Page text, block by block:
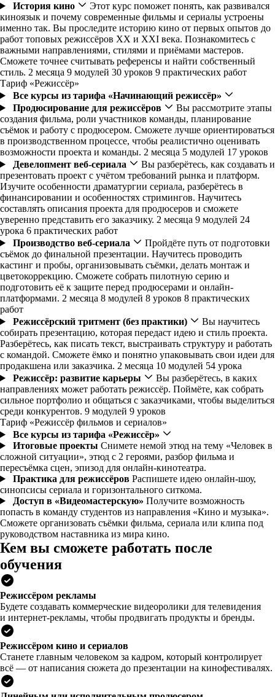
История кино
Этот курс поможет понять, как развивался
киноязык и почему современные фильмы и сериалы устроены
именно так. Вы проследите историю кино от первых опытов до
работ топовых режиссёров XX и XXI века. Познакомитесь с
важными направлениями, стилями и приёмами мастеров.
Сможете точнее считывать референсы и найти собственный
стиль. 2 месяца 9 модулей 30 уроков 9 практических работ
Тариф «Режиссёр»
Все курсы из тарифа «Начинающий режиссёр»
Продюсирование для режиссёров
Вы рассмотрите этапы
создания фильма, роли участников команды, планирование
съёмок и работу с продюсером. Сможете лучше ориентироваться
в производственном процессе, чтобы реалистично оценивать
возможности проекта и команды. 2 месяца 5 модулей 17 уроков
Девелопмент веб-сериала
Вы разберётесь, как создавать и
презентовать проект с учётом требований рынка и платформ.
Изучите особенности драматургии сериала, разберётесь в
финансировании и особенностях стримингов. Научитесь
составлять описания проекта для продюсеров и сможете
уверенно представить его заказчику. 2 месяца 9 модулей 24
урока 6 практических работ
Производство веб-сериала
Пройдёте путь от подготовки
съёмок до финальной презентации. Научитесь проводить
кастинг и пробы, организовывать съёмки, делать монтаж и
цветокоррекцию. Сможете собрать пилотную серию и
подготовить её к защите перед продюсерами и онлайн-
платформами. 2 месяца 8 модулей 8 уроков 8 практических
работ
Режиссёрский тритмент (без практики)
Вы научитесь
собирать презентацию, которая передаст идею и стиль проекта.
Разберётесь, как писать текст, выстраивать структуру и работать
с командой. Сможете ёмко и понятно упаковывать свои идеи для
продакшена или заказчика. 2 месяца 10 модулей 54 урока
Режиссёр: развитие карьеры
Вы разберётесь, в каких
направлениях может работать режиссёр. Поймёте, как собрать
сильное портфолио и общаться с заказчиками, чтобы выделиться
среди конкурентов. 9 модулей 9 уроков
Тариф «Режиссёр фильмов и сериалов»
Все курсы из тарифа «Режиссёр»
Итоговые проекты Снимете немой этюд на тему «Человек в
сложной ситуации», этюд с 2 героями, разбор фильма и
пересъёмка сцен, эпизод для онлайн-кинотеатра.
Практика для режиссёров Распишете идею онлайн-шоу,
синопсисы сериала и горизонтального ситкома.
Доступ в «Видеомастерскую» Получите возможность
попасть в команду студентов из направления «Кино и музыка».
Сможете организовать съёмки фильма, сериала или клипа под
руководством наставника из мира кино.
Кем вы сможете работать после
обучения
Режиссёром рекламы
Будете создавать коммерческие видеоролики для телевидения
и интернет-рекламы, чтобы продвигать продукты и бренды.
Режиссёром кино и сериалов
Станете главным человеком за кадром, который контролирует
всё — от написания сюжета до презентации на кинофестивалях.